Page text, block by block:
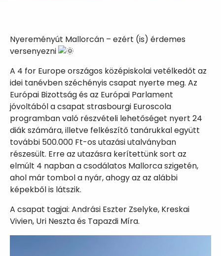
Nyereményút Mallorcán – ezért (is) érdemes
versenyezni
A 4 for Europe országos középiskolai vetélkedőt az
idei tanévben széchényis csapat nyerte meg. Az
Európai Bizottság és az Európai Parlament
jóvoltából a csapat strasbourgi Euroscola
programban való részvételi lehetőséget nyert 24
diák számára, illetve felkészítő tanárukkal együtt
további 500.000 Ft-os utazási utalványban
részesült. Erre az utazásra kerítettünk sort az
elmúlt 4 napban a csodálatos Mallorca szigetén,
ahol már tombol a nyár, ahogy az az alábbi
képekből is látszik.
A csapat tagjai: Andrási Eszter Zselyke, Kreskai
Vivien, Uri Neszta és Tapazdi Míra.